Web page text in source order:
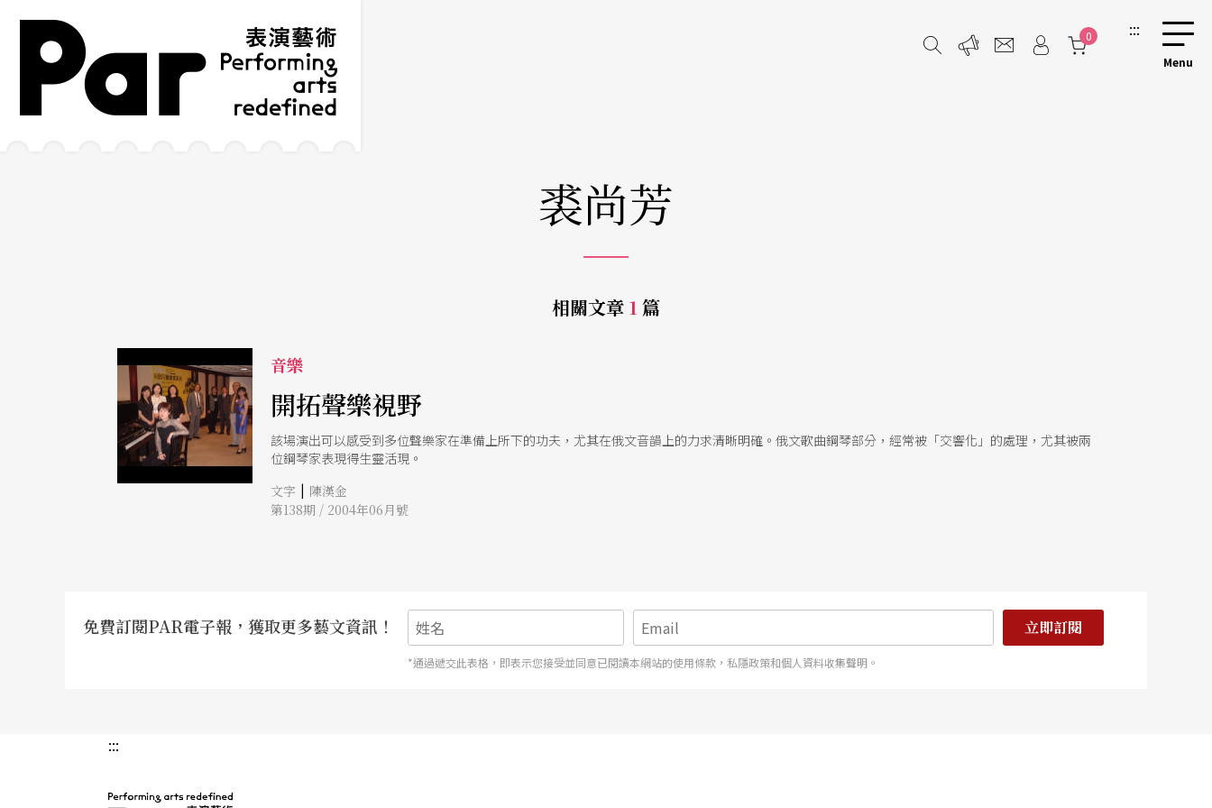
跳到主要內容區塊
網站導覽
0 :::
裘尚芳
相關文章 1 篇
音樂
開拓聲樂視野
該場演出可以感受到多位聲樂家在準備上所下的功夫，尤其在俄文音韻上的力求清晰明確。俄文歌曲鋼琴部分，經常被「交響化」的處理，尤其被兩
位鋼琴家表現得生靈活現。
文字 | 陳漢金
第138期 / 2004年06月號
免費訂閱PAR電子報，獲取更多藝文資訊！ 立即訂閱
*通過遞交此表格，即表示您接受並同意已閱讀本網站的使用條款，私隱政策和個人資料收集聲明。
:::